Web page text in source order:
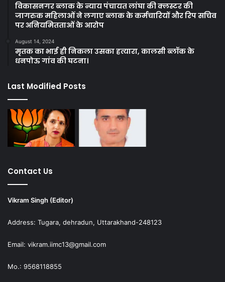
विकासनगर ब्लाक के न्याय पंचायत लांघा की क्लस्टर की
जागरुक महिलाओं ने लगाए ब्लाक के कर्मचारियों और रिप सचिव
पर अनियमितताओं के आरोप
August 14, 2024
मृतक का भाई ही निकला उसका हत्यारा, कालसी ब्लॉक के
धनपोऊ गांव की घटना।
Last Modified Posts
Contact Us
Vikram Singh (Editor)
Address: Tugara, dehradun, Uttarakhand-248123
Email: vikram.iimc13@gmail.com
Mo.: 9568118855